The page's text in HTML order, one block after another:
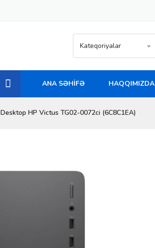
Kateqoriyalar
ANA SƏHIFƏ HAQQIMIZDA
Desktop HP Victus TG02-0072ci (6C8C1EA)